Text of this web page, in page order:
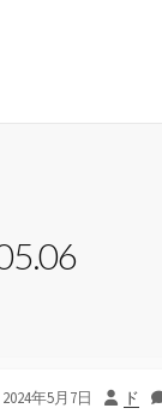
最
2024年5月7日
投
ド